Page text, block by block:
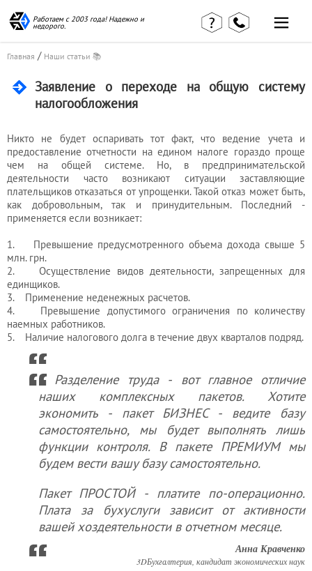
Работаем с 2003 года! Надежно и
недорого.
Главная / Наши статьи 📚
Заявление о переходе на общую систему
налогообложения
Никто не будет оспаривать тот факт, что ведение учета и
предоставление отчетности на едином налоге гораздо проще
чем на общей системе. Но, в предпринимательской
деятельности часто возникают ситуации заставляющие
плательщиков отказаться от упрощенки. Такой отказ может быть,
как добровольным, так и принудительным. Последний -
применяется если возникает:
1. Превышение предусмотренного объема дохода свыше 5
млн. грн.
2. Осуществление видов деятельности, запрещенных для
единщиков.
3. Применение неденежных расчетов.
4. Превышение допустимого ограничения по количеству
наемных работников.
5. Наличие налогового долга в течение двух кварталов подряд.
Разделение труда - вот главное отличие
наших комплексных пакетов. Хотите
экономить - пакет БИЗНЕС - ведите базу
самостоятельно, мы будет выполнять лишь
функции контроля. В пакете ПРЕМИУМ мы
будем вести вашу базу самостоятельно.
Пакет ПРОСТОЙ - платите по-операционно.
Плата за бухуслуги зависит от активности
вашей хоздеятельности в отчетном месяце.
Анна Кравченко
3DБухгалтерия, кандидат экономических наук
Отзывы
клиентов
Контакты
Вакансии
КВЭД в
деталях
Наши
консультации
Калькулятор
Миграционные
услуги
Услуги
бухгалтера
Услуги
юриста
Услуги
регистратора
Кадровый
аутсорсинг